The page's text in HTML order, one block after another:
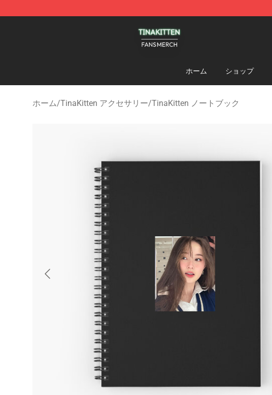
ホーム ショップ
ホーム/TinaKitten アクセサリー/TinaKitten ノートブック